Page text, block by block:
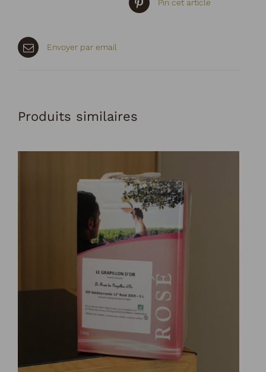
Pin cet article
Envoyer par email
Produits similaires
AJOUTER AU PANIER